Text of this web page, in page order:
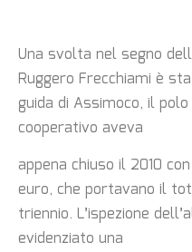
Una svolta nel segno
Ruggero Frecchiami è
guida di Assimoco, il
cooperativo aveva
appena chiuso il 2010
euro, che portavano il
triennio. L’ispezione
evidenziato una